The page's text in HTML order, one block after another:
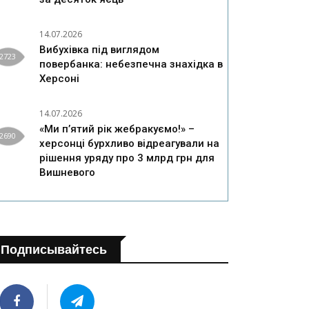
2723
14.07.2026
Вибухівка під виглядом
повербанка: небезпечна знахідка в
Херсоні
2690
14.07.2026
«Ми п’ятий рік жебракуємо!» –
херсонці бурхливо відреагували на
рішення уряду про 3 млрд грн для
Вишневого
Подписывайтесь